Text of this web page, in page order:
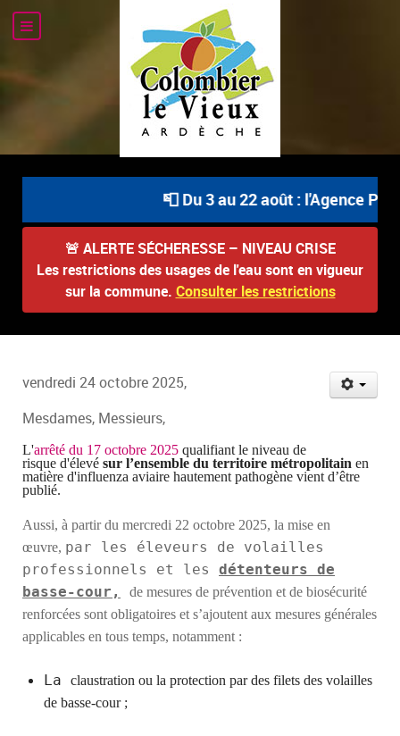
📮 Du 3 au 22 août : l'Agence
🚨 ALERTE SÉCHERESSE – NIVEAU CRISE
Les restrictions des usages de l'eau sont en vigueur
sur la commune. Consulter les restrictions
vendredi 24 octobre 2025,
Mesdames, Messieurs,
L'arrêté du 17 octobre 2025 qualifiant le niveau de
risque d'élevé sur l’ensemble du territoire métropolitain en
matière d'influenza aviaire hautement pathogène vient d’être
publié.
Aussi, à partirdu mercredi 22 octobre 2025, la mise en
œuvre, par les éleveurs de volailles
professionnels et les détenteurs de
basse-cour,
de mesures de prévention et de biosécurité
renforcées sont obligatoires et s’ajoutent aux mesures générales
applicables en tous temps, notamment :
La claustration ou la protection par des filets des volailles
de basse-cour ;